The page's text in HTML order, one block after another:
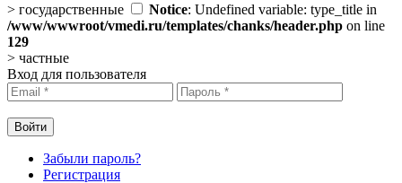
> государственные Notice: Undefined variable: type_title in
/www/wwwroot/vmedi.ru/templates/chanks/header.php on line
129
> частные
Вход для пользователя
Забыли пароль?
Регистрация